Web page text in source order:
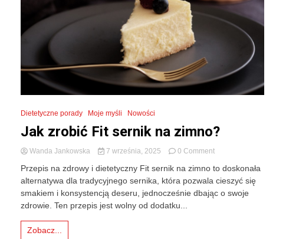
Dietetyczne porady Moje myśli Nowości
Jak zrobić Fit sernik na zimno?
Wanda Jankowska 7 września, 2025 0 Commenton
zrobić
Fit
sernik
Przepis na zdrowy i dietetyczny Fit sernik na zimno to doskonała
alternatywa dla tradycyjnego sernika, która pozwala cieszyć się
smakiem i konsystencją deseru, jednocześnie dbając o swoje
zdrowie. Ten przepis jest wolny od dodatku...
Zobacz...